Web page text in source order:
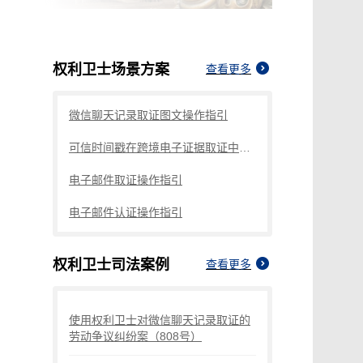
权利卫士场景方案 查看更多
微信聊天记录取证图文操作指引
电子邮件取证操作指引
电子邮件认证操作指引
权利卫士司法案例 查看更多
使用权利卫士对微信聊天记录取证的
劳动争议纠纷案（808号）